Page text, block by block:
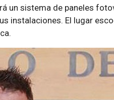
un sistema de paneles
instalaciones. El lugar